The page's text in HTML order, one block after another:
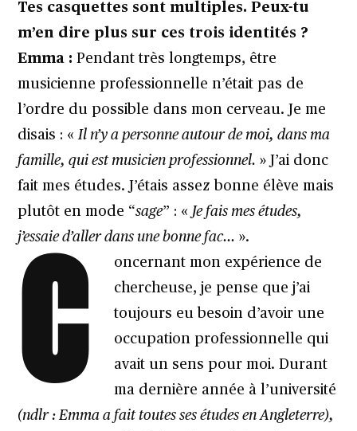
Tes casquettes sont multiples. Peux-tu
m’en dire plus sur ces trois identités ?
Emma : Pendant très longtemps, être
musicienne professionnelle n’était pas de
l’ordre du possible dans mon cerveau. Je me
disais : «Il n’y a personne autour de moi, dans ma
famille, qui est musicien professionnel. » J’ai donc
fait mes études. J’étais assez bonne élève mais
plutôt en mode “sage” : « Je fais mes études,
j’essaie d’aller dans une bonne fac… ».
C
oncernant mon expérience de
chercheuse, je pense que j’ai
toujours eu besoin d’avoir une
occupation professionnelle qui
avait un sens pour moi. Durant
ma dernière année à l’université
(ndlr : Emma a fait toutes ses études en Angleterre),